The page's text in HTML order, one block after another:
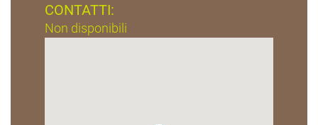
CONTATTI:
Non disponibili